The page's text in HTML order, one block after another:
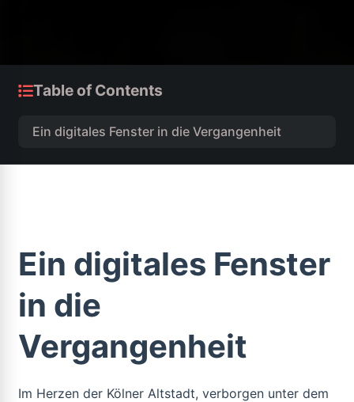
Table of Contents
Ein digitales Fenster in die Vergangenheit
Ein digitales Fenster
in die
Vergangenheit
Im Herzen der Kölner Altstadt, verborgen unter dem